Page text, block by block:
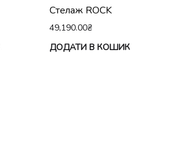
Стелаж ROCK
49,190.00₴
ДОДАТИ В КОШИК